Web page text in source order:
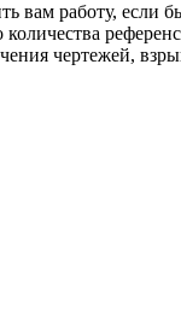
вам работу, если
чертежей,